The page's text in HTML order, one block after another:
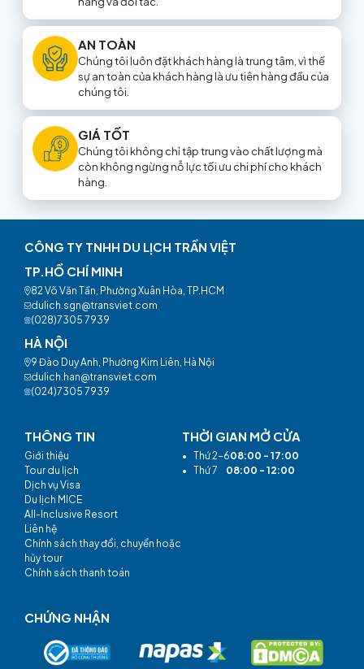
AN TOÀN
Chúng tôi luôn đặt khách hàng là trung tâm, vì thế
sự an toàn của khách hàng là ưu tiên hàng đầu của
chúng tôi.
GIÁ TỐT
Chúng tôi không chỉ tập trung vào chất lượng mà
còn không ngừng nỗ lực tối ưu chi phí cho khách
hàng.
CÔNG TY TNHH DU LỊCH TRẦN VIỆT
TP.HỒ CHÍ MINH
82 Võ Văn Tần, Phường Xuân Hòa, TP.HCM
dulich.sgn@transviet.com
(028)7305 7939
HÀ NỘI
9 Đào Duy Anh, Phường Kim Liên, Hà Nội
dulich.han@transviet.com
(024)7305 7939
THÔNG TIN
Giới thiệu
Tour du lịch
Dịch vụ Visa
Du lịch MICE
All-Inclusive Resort
Liên hệ
Chính sách thay đổi, chuyển hoặc
hủy tour
Chính sách thanh toán
THỜI GIAN MỞ CỬA
• Thứ 2-608:00 - 17:00
• Thứ 7 08:00 - 12:00
CHỨNG NHẬN